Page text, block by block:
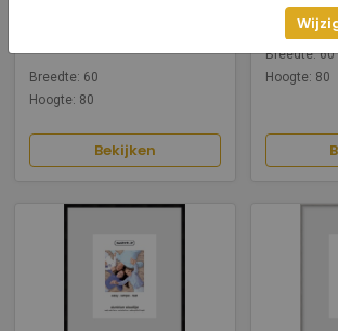
Breedte: 60
Hoogte: 80
Bekijken
Switch-it S
Breedte: 60
Hoogte: 80